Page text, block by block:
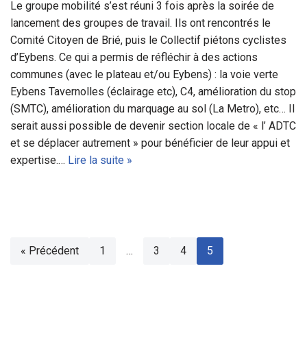
Le groupe mobilité s’est réuni 3 fois après la soirée de
lancement des groupes de travail. Ils ont rencontrés le
Comité Citoyen de Brié, puis le Collectif piétons cyclistes
d’Eybens. Ce qui a permis de réfléchir à des actions
communes (avec le plateau et/ou Eybens) : la voie verte
Eybens Tavernolles (éclairage etc), C4, amélioration du stop
(SMTC), amélioration du marquage au sol (La Metro), etc… Il
serait aussi possible de devenir section locale de « l’ ADTC
et se déplacer autrement » pour bénéficier de leur appui et
expertise.… Lire la suite »
« Précédent 1 … 3 4 5